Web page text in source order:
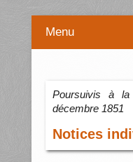
Menu
Poursuivis à
décembre 1851
Notices